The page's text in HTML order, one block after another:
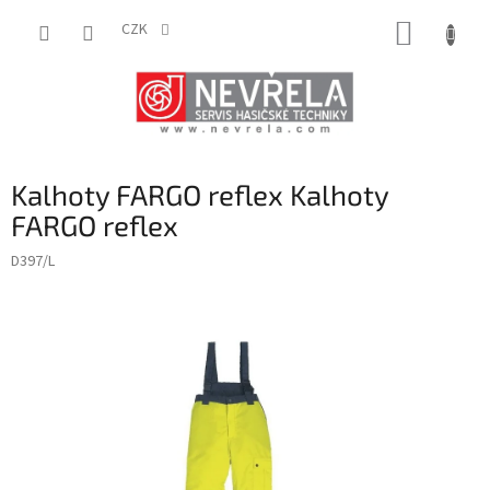
CZK
Kalhoty FARGO reflex Kalhoty
FARGO reflex
D397/L